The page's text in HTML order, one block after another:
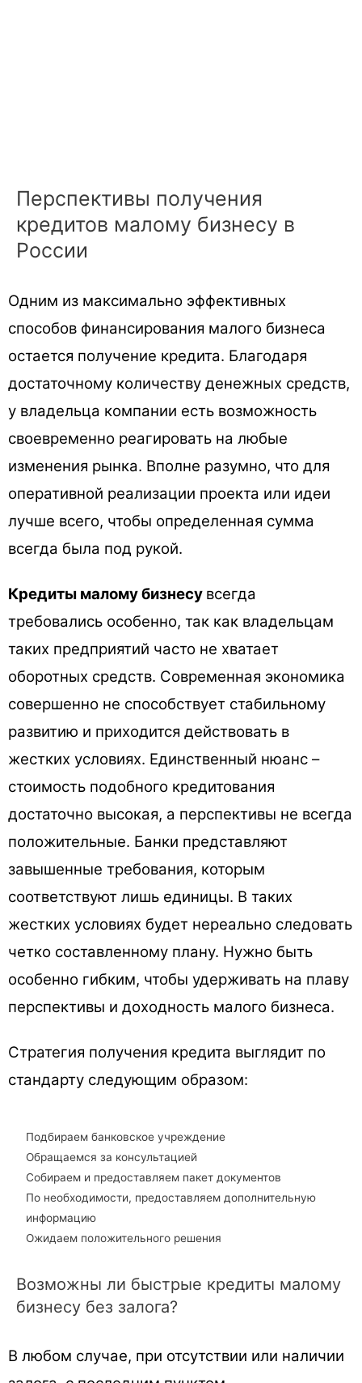
Перспективы получения
кредитов малому бизнесу в
России
Одним из максимально эффективных
способов финансирования малого бизнеса
остается получение кредита. Благодаря
достаточному количеству денежных средств,
у владельца компании есть возможность
своевременно реагировать на любые
изменения рынка. Вполне разумно, что для
оперативной реализации проекта или идеи
лучше всего, чтобы определенная сумма
всегда была под рукой.
Кредиты малому бизнесу всегда
требовались особенно, так как владельцам
таких предприятий часто не хватает
оборотных средств. Современная экономика
совершенно не способствует стабильному
развитию и приходится действовать в
жестких условиях. Единственный нюанс –
стоимость подобного кредитования
достаточно высокая, а перспективы не всегда
положительные. Банки представляют
завышенные требования, которым
соответствуют лишь единицы. В таких
жестких условиях будет нереально следовать
четко составленному плану. Нужно быть
особенно гибким, чтобы удерживать на плаву
перспективы и доходность малого бизнеса.
Стратегия получения кредита выглядит по
стандарту следующим образом:
Подбираем банковское учреждение
Обращаемся за консультацией
Собираем и предоставляем пакет документов
По необходимости, предоставляем дополнительную
информацию
Ожидаем положительного решения
Возможны ли быстрые кредиты малому
бизнесу без залога?
В любом случае, при отсутствии или наличии